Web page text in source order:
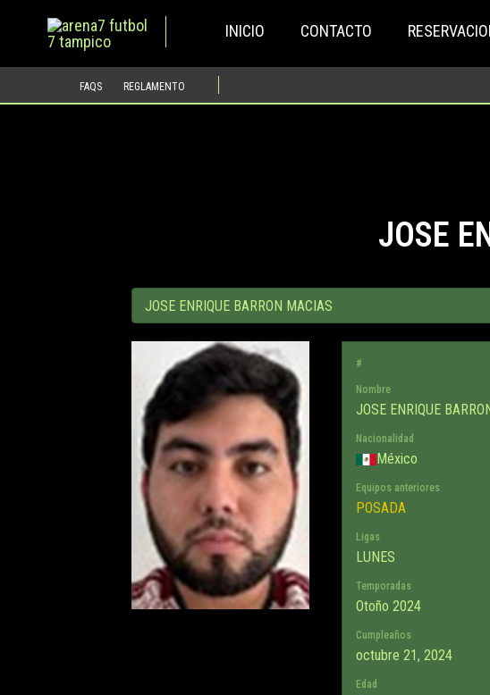
contenido
INICIO CONTACTO
FAQS REGLAMENTO
JOSE
#
Nombre
JOSE ENRIQUE
Nacionalidad
México
Equipos anteriores
POSADA
Ligas
LUNES
Temporadas
Otoño 2024
Cumpleaños
octubre 21, 2024
Edad